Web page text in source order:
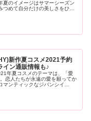
夏のイメージはサマーシーズン
つめて自分だけの美しさをひき
2021の発売日や予約日・通販情
新作夏コスメ2021予約
イン通販情報も♪
年夏コスメのテーマは、「愛
恋人たちが永遠の愛を願ってか
マンティックなジバンシイ